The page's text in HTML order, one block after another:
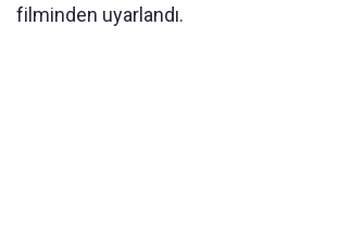
filminden uyarlandı.